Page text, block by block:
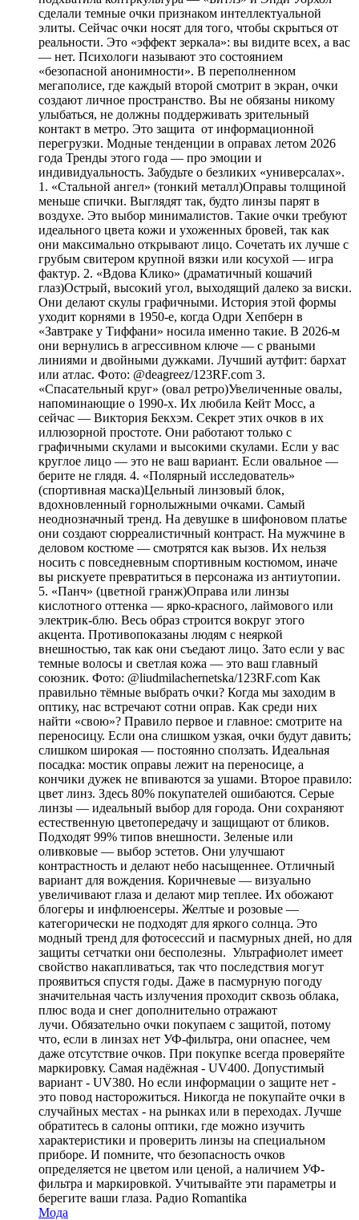
сделали темные очки признаком интеллектуальной
элиты. Сейчас очки носят для того, чтобы скрыться от
реальности. Это «эффект зеркала»: вы видите всех, а вас
— нет. Психологи называют это состоянием
«безопасной анонимности». В переполненном
мегаполисе, где каждый второй смотрит в экран, очки
создают личное пространство. Вы не обязаны никому
улыбаться, не должны поддерживать зрительный
контакт в метро. Это защита от информационной
перегрузки. Модные тенденции в оправах летом 2026
года Тренды этого года — про эмоции и
индивидуальность. Забудьте о безликих «универсалах».
1. «Стальной ангел» (тонкий металл)Оправы толщиной
меньше спички. Выглядят так, будто линзы парят в
воздухе. Это выбор минималистов. Такие очки требуют
идеального цвета кожи и ухоженных бровей, так как
они максимально открывают лицо. Сочетать их лучше с
грубым свитером крупной вязки или косухой — игра
фактур. 2. «Вдова Клико» (драматичный кошачий
глаз)Острый, высокий угол, выходящий далеко за виски.
Они делают скулы графичными. История этой формы
уходит корнями в 1950-е, когда Одри Хепберн в
«Завтраке у Тиффани» носила именно такие. В 2026-м
они вернулись в агрессивном ключе — с рваными
линиями и двойными дужками. Лучший аутфит: бархат
или атлас. Фото: @deagreez/123RF.com 3.
«Спасательный круг» (овал ретро)Увеличенные овалы,
напоминающие о 1990-х. Их любила Кейт Мосс, а
сейчас — Виктория Бекхэм. Секрет этих очков в их
иллюзорной простоте. Они работают только с
графичными скулами и высокими скулами. Если у вас
круглое лицо — это не ваш вариант. Если овальное —
берите не глядя. 4. «Полярный исследователь»
(спортивная маска)Цельный линзовый блок,
вдохновленный горнолыжными очками. Самый
неоднозначный тренд. На девушке в шифоновом платье
они создают сюрреалистичный контраст. На мужчине в
деловом костюме — смотрятся как вызов. Их нельзя
носить с повседневным спортивным костюмом, иначе
вы рискуете превратиться в персонажа из антиутопии.
5. «Панч» (цветной гранж)Оправа или линзы
кислотного оттенка — ярко-красного, лаймового или
электрик-блю. Весь образ строится вокруг этого
акцента. Противопоказаны людям с неяркой
внешностью, так как они съедают лицо. Зато если у вас
темные волосы и светлая кожа — это ваш главный
союзник. Фото: @liudmilachernetska/123RF.com Как
правильно тёмные выбрать очки? Когда мы заходим в
оптику, нас встречают сотни оправ. Как среди них
найти «свою»? Правило первое и главное: смотрите на
переносицу. Если она слишком узкая, очки будут давить;
слишком широкая — постоянно сползать. Идеальная
посадка: мостик оправы лежит на переносице, а
кончики дужек не впиваются за ушами. Второе правило:
цвет линз. Здесь 80% покупателей ошибаются. Серые
линзы — идеальный выбор для города. Они сохраняют
естественную цветопередачу и защищают от бликов.
Подходят 99% типов внешности. Зеленые или
оливковые — выбор эстетов. Они улучшают
контрастность и делают небо насыщеннее. Отличный
вариант для вождения. Коричневые — визуально
увеличивают глаза и делают мир теплее. Их обожают
блогеры и инфлюенсеры. Желтые и розовые —
категорически не подходят для яркого солнца. Это
модный тренд для фотосессий и пасмурных дней, но для
защиты сетчатки они бесполезны. Ультрафиолет имеет
свойство накапливаться, так что последствия могут
проявиться спустя годы. Даже в пасмурную погоду
значительная часть излучения проходит сквозь облака,
плюс вода и снег дополнительно отражают
лучи. Обязательно очки покупаем с защитой, потому
что, если в линзах нет УФ-фильтра, они опаснее, чем
даже отсутствие очков. При покупке всегда проверяйте
маркировку. Самая надёжная - UV400. Допустимый
вариант - UV380. Но если информации о защите нет -
это повод насторожиться. Никогда не покупайте очки в
случайных местах - на рынках или в переходах. Лучше
обратитесь в салоны оптики, где можно изучить
характеристики и проверить линзы на специальном
приборе. И помните, что безопасность очков
определяется не цветом или ценой, а наличием УФ-
фильтра и маркировкой. Учитывайте эти параметры и
берегите ваши глаза. Радио Romantika
Мода